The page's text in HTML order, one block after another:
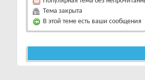
Тема закрыта
В этой теме есть ваши сообщения